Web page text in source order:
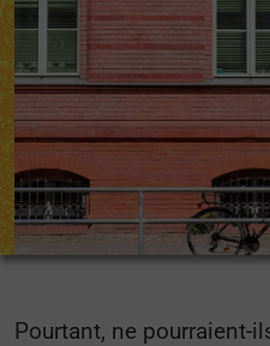
Pourtant, ne pourraient-